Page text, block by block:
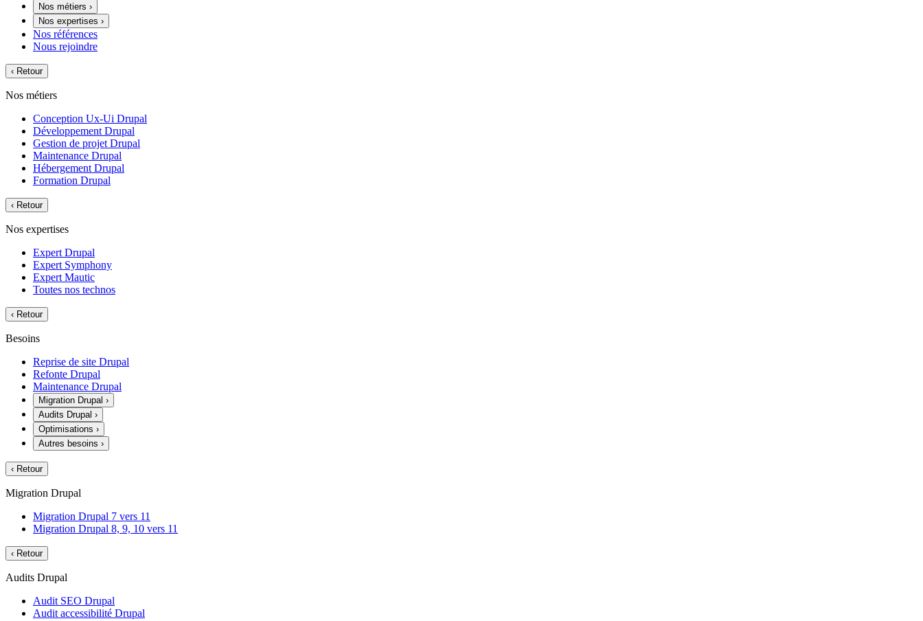
Nos métiers ›
Nos expertises ›
Nos références
Nous rejoindre
‹ Retour
Nos métiers
Conception Ux-Ui Drupal
Développement Drupal
Gestion de projet Drupal
Maintenance Drupal
Hébergement Drupal
Formation Drupal
‹ Retour
Nos expertises
Expert Drupal
Expert Symphony
Expert Mautic
Toutes nos technos
‹ Retour
Besoins
Reprise de site Drupal
Refonte Drupal
Maintenance Drupal
Migration Drupal ›
Audits Drupal ›
Optimisations ›
Autres besoins ›
‹ Retour
Migration Drupal
Migration Drupal 7 vers 11
Migration Drupal 8, 9, 10 vers 11
‹ Retour
Audits Drupal
Audit SEO Drupal
Audit accessibilité Drupal